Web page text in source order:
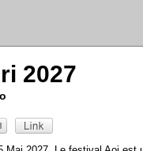
2027